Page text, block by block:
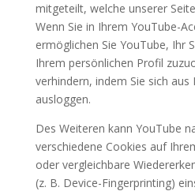
mitgeteilt, welche unserer
Wenn Sie in Ihrem YouTube-
ermöglichen Sie YouTube, Ihr
Ihrem persönlichen Profil
verhindern, indem Sie sich
ausloggen.
Des Weiteren kann YouTube
verschiedene Cookies auf
oder vergleichbare
(z. B. Device-Fingerprinting)